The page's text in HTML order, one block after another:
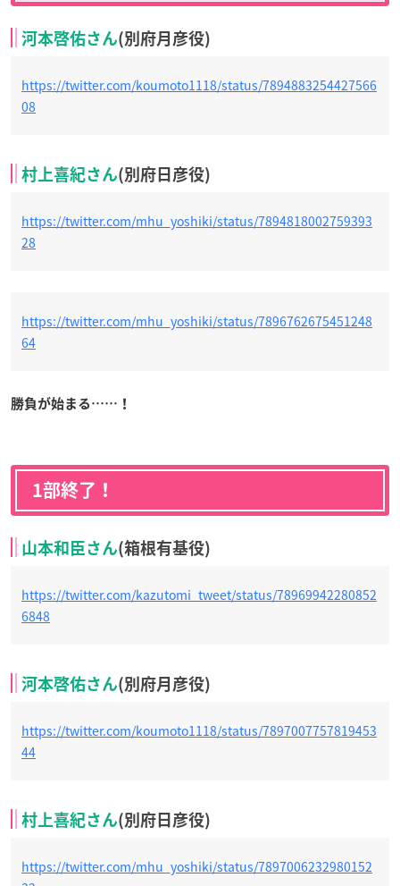
河本啓佑さん(別府月彦役)
https://twitter.com/koumoto1118/status/7894883254427566
08
村上喜紀さん(別府日彦役)
https://twitter.com/mhu_yoshiki/status/7894818002759393
28
https://twitter.com/mhu_yoshiki/status/7896762675451248
64
勝負が始まる……！
1部終了！
山本和臣さん(箱根有基役)
https://twitter.com/kazutomi_tweet/status/78969942280852
6848
河本啓佑さん(別府月彦役)
https://twitter.com/koumoto1118/status/7897007757819453
44
村上喜紀さん(別府日彦役)
https://twitter.com/mhu_yoshiki/status/7897006232980152